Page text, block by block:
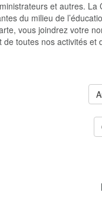
et autres.
du milieu de
vous joindrez votre
toutes nos activités